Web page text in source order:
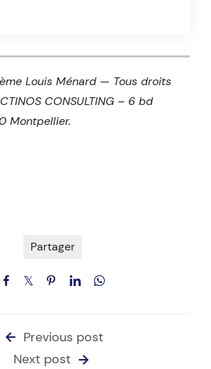
Louis Ménard — Tous droits
CONSULTING – 6 bd
Montpellier.
Partager
Previous post
Next post